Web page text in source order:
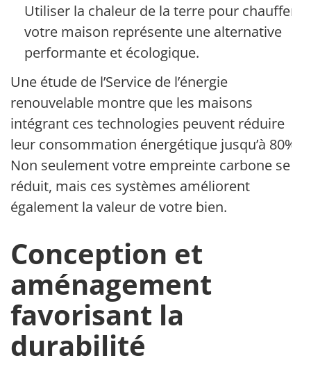
Utiliser la chaleur de la terre pour chauffer
votre maison représente une alternative
performante et écologique.
Une étude de l’Service de l’énergie
renouvelable montre que les maisons
intégrant ces technologies peuvent réduire
leur consommation énergétique jusqu’à 80%.
Non seulement votre empreinte carbone se
réduit, mais ces systèmes améliorent
également la valeur de votre bien.
Conception et
aménagement
favorisant la
durabilité